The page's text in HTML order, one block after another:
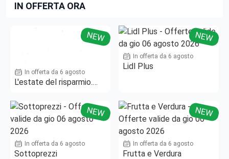
IN OFFERTA ORA
NEW
In offerta da 6 agosto
L'estate del risparmio.
NEW
In offerta da 6 agosto
Lidl Plus
NEW
In offerta da 6 agosto
Sottoprezzi
NEW
In offerta da 6 agosto
Frutta e Verdura